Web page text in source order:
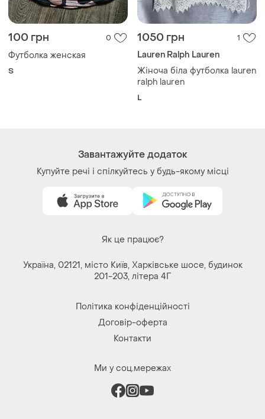
100 грн 0
Футболка женская
S
1050 грн 1
Lauren Ralph Lauren
Жіноча біла футболка lauren
ralph lauren
L
Завантажуйте додаток
Купуйте речі і спілкуйтесь у будь-якому місці
Як це працює?
Україна, 02121, місто Київ, Харківське шосе, будинок
201-203, літера 4Г
Політика конфіденційності
Договір-оферта
Контакти
Ми у соц.мережах